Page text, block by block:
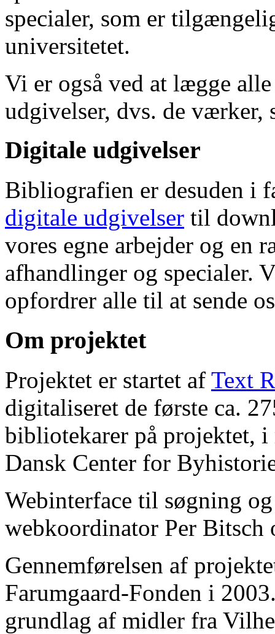
specialer, som er
universitetet.
Vi er også ved at lægge
udgivelser, dvs. de værker,
Digitale udgivelser
Bibliografien er desuden i
digitale udgivelser til
vores egne arbejder og en
afhandlinger og specialer.
opfordrer alle til at sende
Om projektet
Projektet er startet af Text
digitaliseret de første ca.
bibliotekarer på projektet, i
Dansk Center for
Webinterface til søgning
webkoordinator Per Bitsch
Gennemførelsen af
Farumgaard-Fonden i
grundlag af midler fra